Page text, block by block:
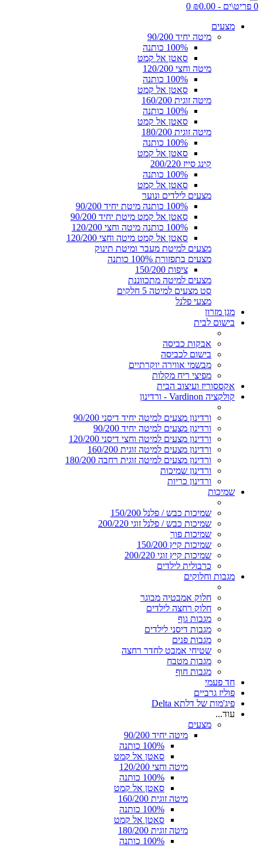
0 פריט\ים - ₪0.00
0
מצעים
מיטה יחיד 90/200
100% כותנה
סאטן אל קמט
מיטה וחצי 120/200
100% כותנה
סאטן אל קמט
מיטה זוגית 160/200
100% כותנה
סאטן אל קמט
מיטה זוגית 180/200
100% כותנה
סאטן אל קמט
קינג סייז 200/220
100% כותנה
סאטן אל קמט
מצעים לילדים ונוער
100% כותנה מיטת יחיד 90/200
סאטן אל קמט מיטת יחיד 90/200
100% כותנה מיטה וחצי 120/200
סאטן אל קמט מיטה וחצי 120/200
מצעים למיטת מעבר ומיטת תינוק
מצעים בתפזורת 100% כותנה
ציפות 150/200
מצעים למיטה מתכווננת
סט מצעים למיטה 5 חלקים
מצעי פלנל
מגן מזרון
בישום לבית
אבקות כביסה
בישום לכביסה
מבשמי אווירה יוקרתיים
מפיצי ריח מקלות
אקססוריז ועיצוב הבית
קולקציה Vardinon - ורדינון
ורדינון מצעים למיטה יחיד דיסני 90/200
ורדינון מצעים למיטה יחיד 90/200
ורדינון מצעים למיטה וחצי דיסני 120/200
ורדינון מצעים למיטה זוגית 160/200
ורדינון מצעים למיטה זוגית רחבה 180/200
ורדינון שמיכות
ורדינון כריות
שמיכות
שמיכות כבש / פלנל 150/200
שמיכות כבש / פלנל זוגי 200/220
שמיכות פוך
שמיכות קיץ 150/200
שמיכות קיץ זוגי 200/220
כרבולית לילדים
מגבות וחלוקים
חלוק אמבטיה מבוגר
חלוק רחצה לילדים
מגבות גוף
מגבות דיסני לילדים
מגבות פנים
שטיחי אמבט לחדר רחצה
מגבות מטבח
מגבות חוף
חד פעמי
פוליז גרביים
פיג'מות של דלתא Delta
עוד...
מצעים
מיטה יחיד 90/200
100% כותנה
סאטן אל קמט
מיטה וחצי 120/200
100% כותנה
סאטן אל קמט
מיטה זוגית 160/200
100% כותנה
סאטן אל קמט
מיטה זוגית 180/200
100% כותנה